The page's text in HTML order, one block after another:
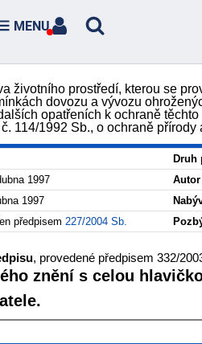
životního prostředí, kterou se
dovozu a vývozu
opatřeních k ochraně
114/1992 Sb., o ochraně
Druh
1997
1997
předpisem 227/2004 Sb.
, provedené předpisem 332/
znění s celou
MENU